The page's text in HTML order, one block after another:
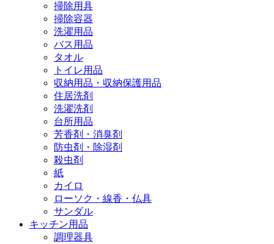
掃除用具
掃除容器
洗濯用品
バス用品
タオル
トイレ用品
収納用品・収納保護用品
住居洗剤
洗濯洗剤
台所用品
芳香剤・消臭剤
防虫剤・除湿剤
殺虫剤
紙
カイロ
ローソク・線香・仏具
サンダル
キッチン用品
調理器具